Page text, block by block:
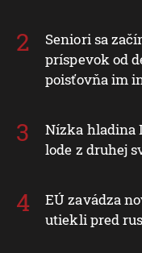
Seniori sa
príspevok od
poisťovňa im
Nízka hladina
lode z druhej
EÚ zavádza
utiekli pred